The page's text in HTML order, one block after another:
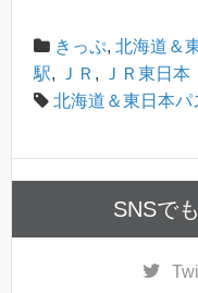
きっぷ, 北海道＆
駅, ＪＲ ,
ＪＲ東日本
北海道＆東日本パ
SNSで